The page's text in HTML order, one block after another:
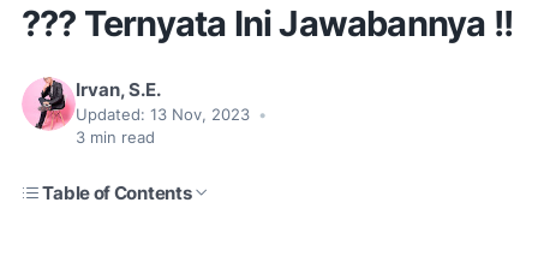
??? Ternyata Ini Jawabannya !!
Irvan, S.E.
Updated: 13 Nov, 2023 •
3 min read
Table of Contents